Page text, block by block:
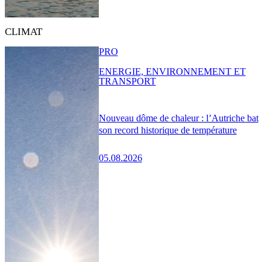
CLIMAT
Nouveau dôme de chaleur : l’Autriche bat
son record historique de température
05.08.2026
PRO
ENERGIE, ENVIRONNEMENT ET
TRANSPORT